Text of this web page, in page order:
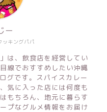
ッキングパパ
ー
は、飲食店を経営してい
線でおすすめしたい沖縄
グです。スパイスカレー
気に入った店には何度も
もちろん、地元に暮らす
プなグルメ情報をお届け